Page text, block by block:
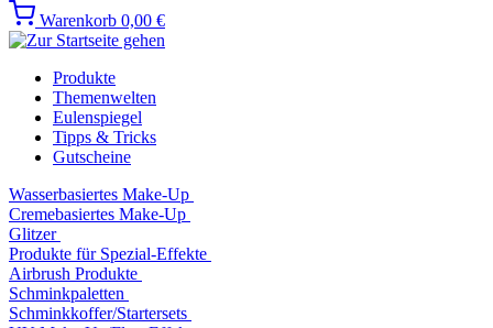
Warenkorb 0,00 €
Produkte
Themenwelten
Eulenspiegel
Tipps & Tricks
Gutscheine
Wasserbasiertes Make-Up
Cremebasiertes Make-Up
Glitzer
Produkte für Spezial-Effekte
Airbrush Produkte
Schminkpaletten
Schminkkoffer/Startersets